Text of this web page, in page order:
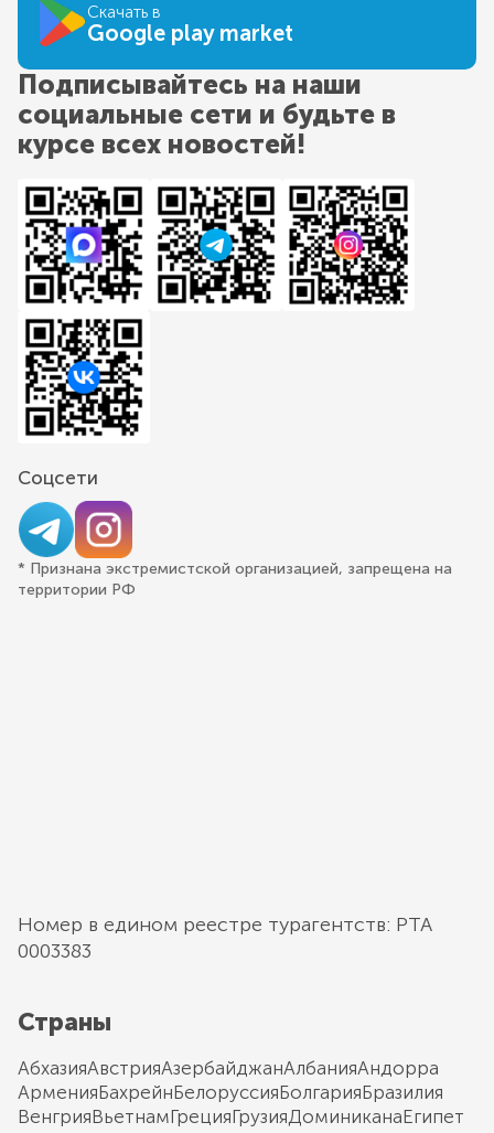
Скачать в
Google play market
Подписывайтесь на наши
социальные сети и будьте в
курсе всех новостей!
Соцсети
* Признана экстремистской организацией, запрещена на
территории РФ
Номер в едином реестре турагентств: РТА
0003383
Страны
АбхазияАвстрияАзербайджанАлбанияАндорра
АрменияБахрейнБелоруссияБолгарияБразилия
ВенгрияВьетнамГрецияГрузияДоминиканаЕгипет